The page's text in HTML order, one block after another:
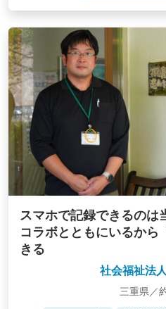
スマホで記録できるのは
コラボとともにいるから
きる
社会福祉法
三重県／